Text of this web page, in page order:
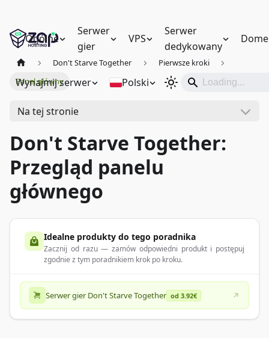
Ogólne
Serwer
gier
VPS
Serwer
dedykowany
Wynajmij serwer Polski
Don't Starve Together
Pierwsze kroki
Panel główny
Na tej stronie
Don't Starve Together:
Przegląd panelu
głównego
Idealne produkty do tego poradnika
Zacznij od razu — zamów odpowiedni produkt i postępuj
zgodnie z tym poradnikiem krok po kroku.
Serwer gier Don't Starve Together od 3.92€